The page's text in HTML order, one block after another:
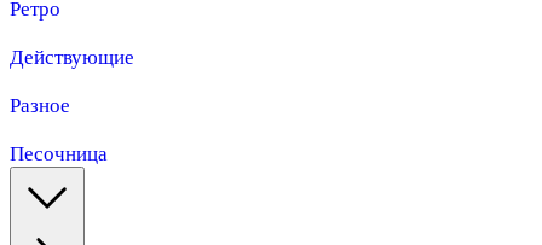
Ретро
Действующие
Разное
Песочница